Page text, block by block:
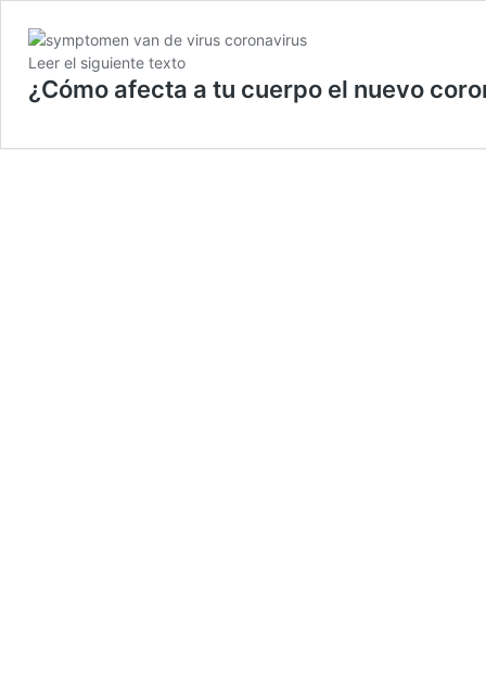
Leer el siguiente texto
¿Cómo afecta a tu cuerpo el nuevo